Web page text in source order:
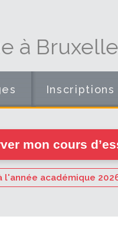
à
Inscriptions
mon cours
l'année académique